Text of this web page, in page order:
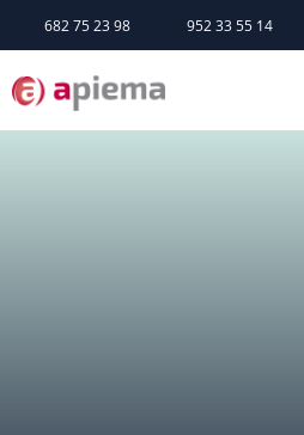
682 75 23 98 952 33 55 14